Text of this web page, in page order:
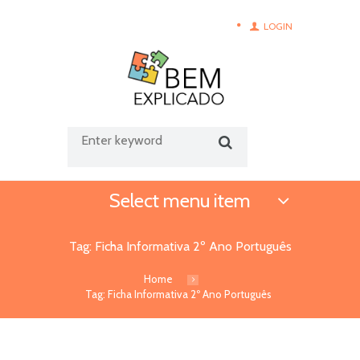
LOGIN
Select menu item
Tag: Ficha Informativa 2º Ano Português
Home
Tag: Ficha Informativa 2º Ano Português